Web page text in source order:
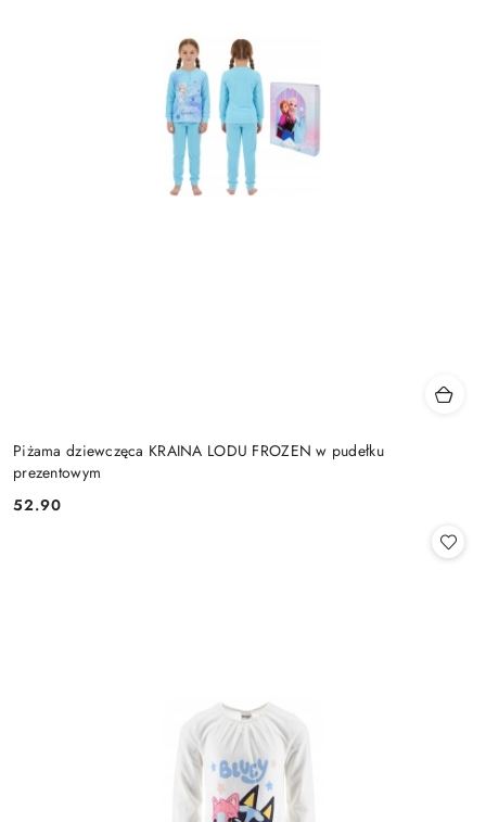
Piżama dziewczęca KRAINA LODU FROZEN w pudełku
prezentowym
Cena:
52.90